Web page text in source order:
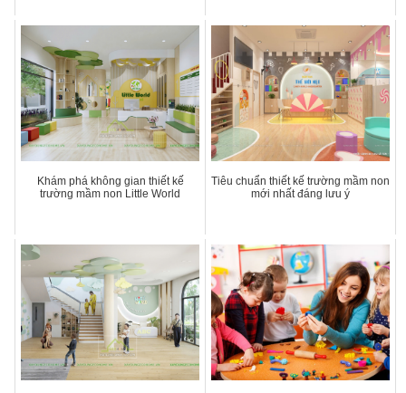
Khám phá không gian thiết kế
trường mầm non Little World
Tiêu chuẩn thiết kế trường mầm non
mới nhất đáng lưu ý